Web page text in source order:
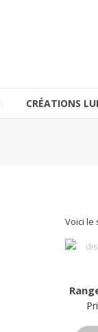
CRÉATIONS
Voici le